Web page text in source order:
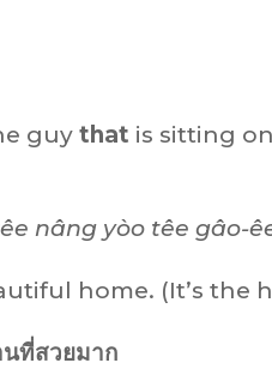
guythat is sitting
nâng yòo têe gâo-
home. (It’s the
นที่สวยมาก